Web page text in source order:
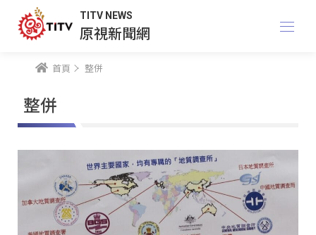
TITV NEWS
原視新聞網
首頁 整併
整併